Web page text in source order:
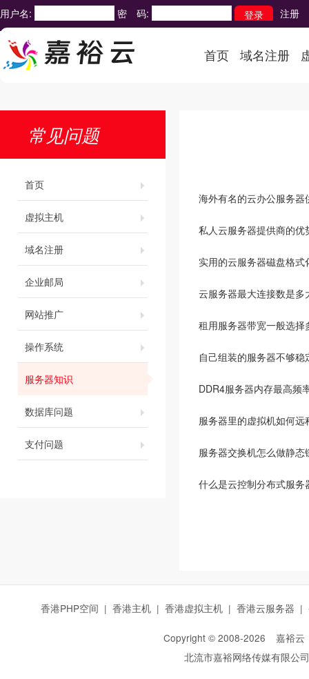
用户名: 密 码: 注册
首页 域名注册
常见问题
首页
虚拟主机
域名注册
企业邮局
网站推广
操作系统
服务器知识
数据库问题
支付问题
海外有名的云办公服务器
私人云服务器提供商的优
实用的云服务器磁盘格式
云服务器最大连接数是多
租用服务器带宽一般选择
自己组装的服务器不够稳
DDR4服务器内存最高频
服务器里的虚拟机如何远
服务器交换机怎么做静态
什么是云控制分布式服务
香港PHP空间 | 香港主机 | 香港虚拟主机 | 香港云服务器 |
Copyright © 2008-2026 嘉裕云
北流市嘉裕网络传媒有限公司